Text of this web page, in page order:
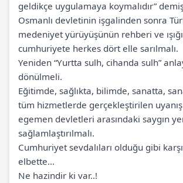
geldikçe uygulamaya koymalıdır”
Osmanlı devletinin işgalinden sonra
medeniyet yürüyüşünün rehberi ve
cumhuriyete herkes dört elle sarılmalı.
Yeniden “Yurtta sulh, cihanda sulh”
dönülmeli.
Eğitimde, sağlıkta, bilimde, sanatta,
tüm hizmetlerde gerçekleştirilen
egemen devletleri arasındaki saygın
sağlamlaştırılmalı.
Cumhuriyet sevdalıları olduğu gibi
elbette...
Ne hazindir ki var..!